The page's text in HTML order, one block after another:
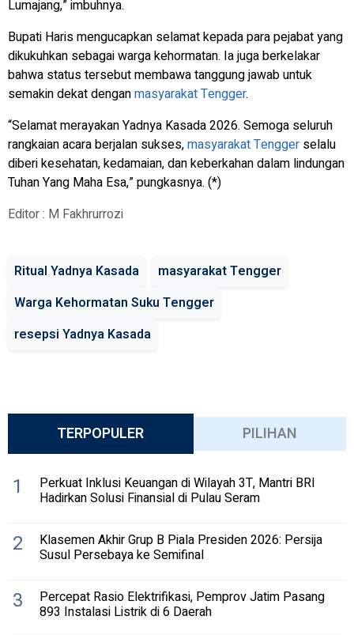
Lumajang,” imbuhnya.
Bupati Haris mengucapkan selamat kepada para pejabat yang
dikukuhkan sebagai warga kehormatan. Ia juga berkelakar
bahwa status tersebut membawa tanggung jawab untuk
semakin dekat denganmasyarakat Tengger.
“Selamat merayakan Yadnya Kasada 2026. Semoga seluruh
rangkaian acara berjalan sukses,masyarakat Tengger selalu
diberi kesehatan, kedamaian, dan keberkahan dalam lindungan
Tuhan Yang Maha Esa,” pungkasnya. (*)
Editor : M Fakhrurrozi
Ritual Yadnya Kasada
masyarakat Tengger
Warga Kehormatan Suku Tengger
resepsi Yadnya Kasada
TERPOPULER PILIHAN
1 Perkuat Inklusi Keuangan di Wilayah 3T, Mantri BRI
Hadirkan Solusi Finansial di Pulau Seram
2 Klasemen Akhir Grup B Piala Presiden 2026: Persija
Susul Persebaya ke Semifinal
3 Percepat Rasio Elektrifikasi, Pemprov Jatim Pasang
893 Instalasi Listrik di 6 Daerah